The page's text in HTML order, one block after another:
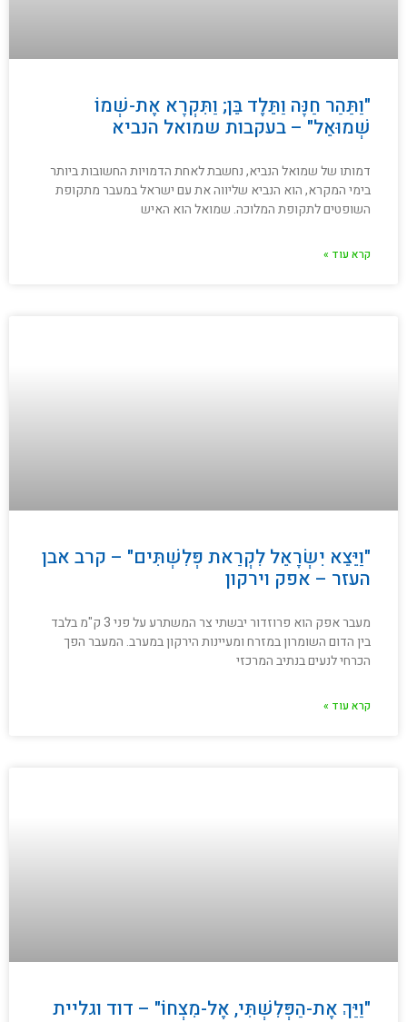
"וַתַּהַר חַנָּה וַתֵּלֶד בֵּן; וַתִּקְרָא אֶת-שְׁמוֹ
שְׁמוּאֵל" – בעקבות שמואל הנביא
דמותו של שמואל הנביא, נחשבת לאחת הדמויות החשובות ביותר
בימי המקרא, הוא הנביא שליווה את עם ישראל במעבר מתקופת
השופטים לתקופת המלוכה. שמואל הוא האיש
קרא עוד »
"וַיֵּצֵא יִשְׂרָאֵל לִקְרַאת פְּלִשְׁתִּים" – קרב אבן
העזר – אפק וירקון
מעבר אפק הוא פרוזדור יבשתי צר המשתרע על פני 3 ק"מ בלבד
בין הדום השומרון במזרח ומעיינות הירקון במערב. המעבר הפך
הכרחי לנעים בנתיב המרכזי
קרא עוד »
"וַיַּךְ אֶת-הַפְּלִשְׁתִּי, אֶל-מִצְחוֹ" – דוד וגליית